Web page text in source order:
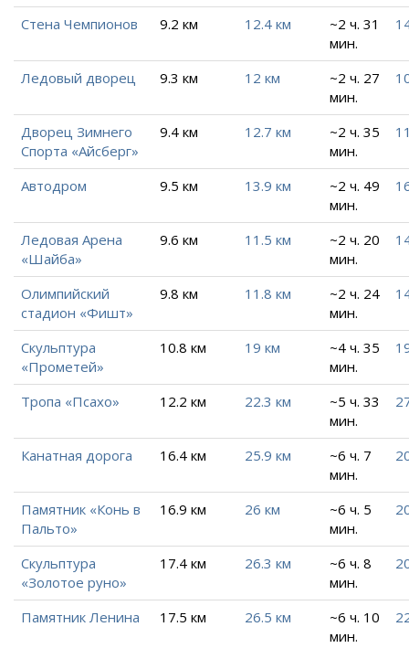
Стена Чемпионов 9.2 км 12.4 км
~2 ч. 31
мин.
Ледовый дворец 9.3 км 12 км
~2 ч. 27
мин.
Дворец Зимнего
Спорта «Айсберг»
9.4 км 12.7 км
~2 ч. 35
мин.
Автодром 9.5 км 13.9 км
~2 ч. 49
мин.
Ледовая Арена
«Шайба»
9.6 км 11.5 км
~2 ч. 20
мин.
Олимпийский
стадион «Фишт»
9.8 км 11.8 км
~2 ч. 24
мин.
Скульптура
«Прометей»
10.8 км 19 км
~4 ч. 35
мин.
Тропа «Псахо» 12.2 км 22.3 км
~5 ч. 33
мин.
Канатная дорога 16.4 км 25.9 км
~6 ч. 7
мин.
Памятник «Конь в
Пальто»
16.9 км 26 км
~6 ч. 5
мин.
Скульптура
«Золотое руно»
17.4 км 26.3 км
~6 ч. 8
мин.
Памятник Ленина 17.5 км 26.5 км
~6 ч. 10
мин.